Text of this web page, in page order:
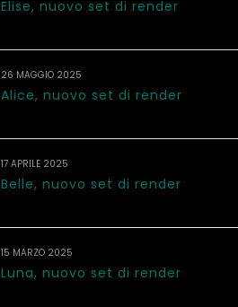
Elise, nuovo set di render
26 MAGGIO 2025
Alice, nuovo set di render
17 APRILE 2025
Belle, nuovo set di render
15 MARZO 2025
Luna, nuovo set di render